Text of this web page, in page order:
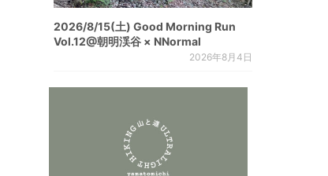
2026/8/15(土) Good Morning Run
Vol.12@朝明渓谷 × NNormal
2026年8月4日